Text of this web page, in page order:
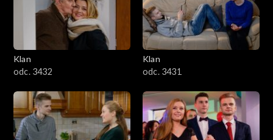
Klan
odc. 3432
Klan
odc. 3431